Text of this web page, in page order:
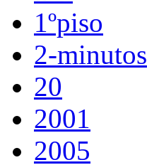
1ºpiso
2-minutos
20
2001
2005